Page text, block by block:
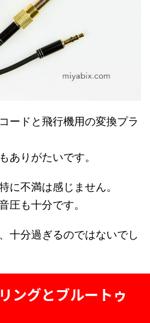
ードと飛行機用の変換プラ
ありがたいです。
に不満は感じません。
圧も十分です。
十分過ぎるのではないでし
ングとブルートゥ